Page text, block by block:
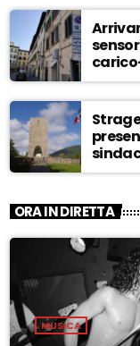
Anna
ORA IN DIRETTA
MUSICA